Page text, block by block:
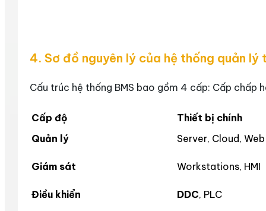
4. Sơ đồ nguyên lý của hệ thống quản lý
Cấu trúc hệ thống BMS bao gồm 4 cấp: Cấp chấp
Cấp độ
Thiết bị chính
Quản lý
Server, Cloud,
Giám sát Workstations, HMI
Điều khiển DDC, PLC